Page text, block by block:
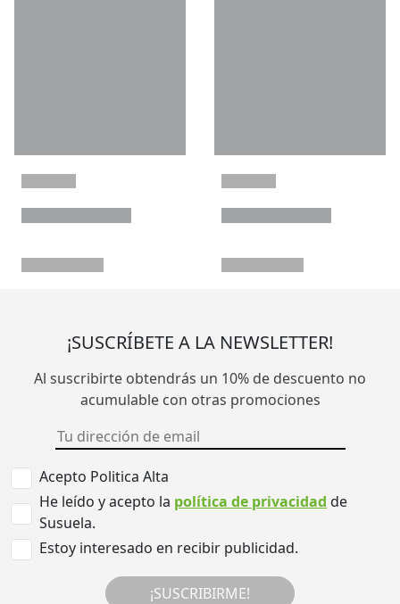
¡SUSCRÍBETE A LA NEWSLETTER!
Al suscribirte obtendrás un 10% de descuento no
acumulable con otras promociones
Acepto Politica Alta
He leído y acepto la política de privacidad de
Susuela.
Estoy interesado en recibir publicidad.
¡SUSCRIBIRME!